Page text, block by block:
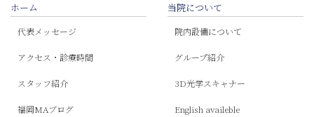
ホーム
代表メッセージ
アクセス・診療時間
スタッフ紹介
福岡MAブログ
当院について
院内設備について
グループ紹介
3D光学スキャナー
English availeble